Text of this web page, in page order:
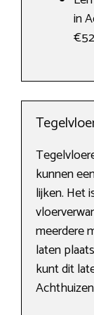
in
kunnen
lijken. Het
meerdere
laten
kunt dit